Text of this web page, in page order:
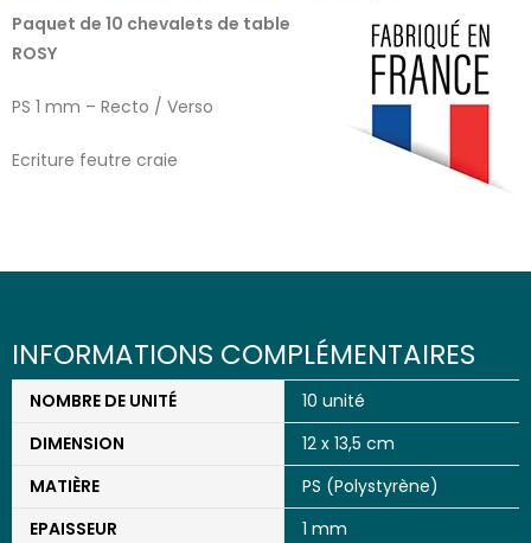
Paquet de 10 chevalets de table
ROSY
PS 1 mm – Recto / Verso
Ecriture feutre craie
INFORMATIONS COMPLÉMENTAIRES
NOMBRE DE UNITÉ
10 unité
DIMENSION
12 x 13,5 cm
MATIÈRE
PS (Polystyrène)
EPAISSEUR
1 mm